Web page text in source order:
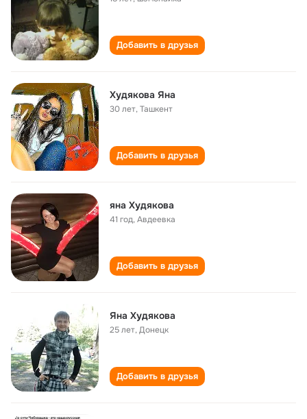
Добавить в друзья
Худякова Яна
30 лет,Ташкент
Добавить в друзья
яна Худякова
41 год,Авдеевка
Добавить в друзья
Яна Худякова
25 лет,Донецк
Добавить в друзья